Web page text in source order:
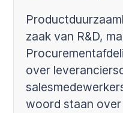
zaak van R&D,
over
woord staan over